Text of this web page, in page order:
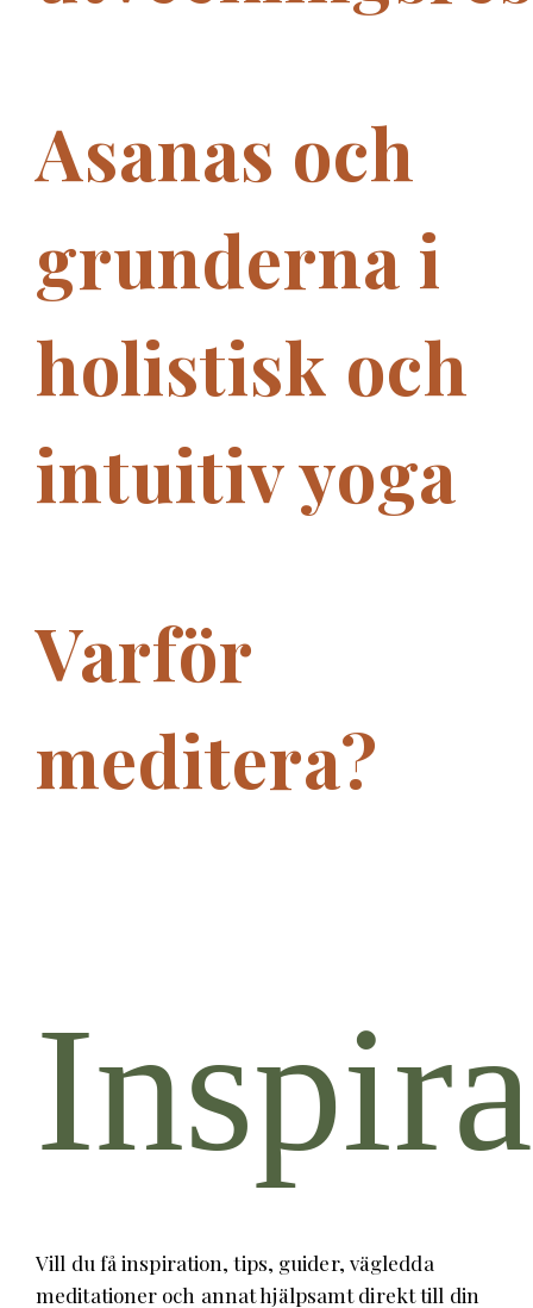
Asanas och
grunderna i
holistisk och
intuitiv yoga
Varför
meditera?
Vill du få inspiration, tips, guider, vägledda
meditationer och annat hjälpsamt direkt till din